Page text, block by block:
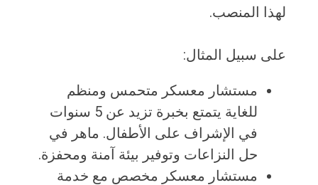
لهذا المنصب.
على سبيل المثال:
مستشار معسكر متحمس ومنظم
للغاية يتمتع بخبرة تزيد عن 5 سنوات
في الإشراف على الأطفال. ماهر في
حل النزاعات وتوفير بيئة آمنة ومحفزة.
مستشار معسكر مخصص مع خدمة